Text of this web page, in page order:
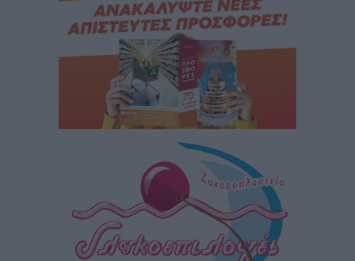
Καιρός: Επιμένουν οι υψηλές θερμοκρασίες – Ισχυρά
μελτέμια έως 9 μποφόρ, σε «Red Code» 6 περιοχές
πριν 6 ώρες
Τα φοιτητικά ενοίκια «τινάζουν στον αέρα» τους
οικογενειακούς προϋπολογισμούς
Ειδήσεις• πριν 6 ώρες
Δύο νέοι ξενώνες παραδόθηκαν στις Ένοπλες
Δυνάμεις στη νήσο Ρω
Τοπικές Ειδήσεις• πριν 7 ώρες
Συνεχίζεται η έξοδος του Αυγούστου – Πάνω από